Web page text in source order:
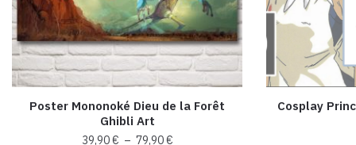
Poster Mononoké Dieu de la Forêt
Ghibli Art
39,90€ – 79,90€Plage
Cosplay